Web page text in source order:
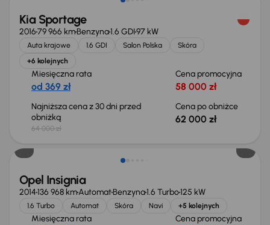
Kia Sportage
201679 966 kmBenzyna1.6 GDI97 kW
Auta krajowe 1.6 GDI Salon Polska
Skóra
+6 kolejnych
Miesięczna rata
od 369 zł
Cena promocyjna
58 000 zł
Najniższa cena z 30 dni przed
obniżką
64 000 zł
Cena po obniżce
62 000 zł
Opel Insignia
2014136 968 kmAutomatBenzyna1.6 Turbo125 kW
1.6 Turbo Automat Skóra Navi +5 kolejnych
Miesięczna rata Cena promocyjna